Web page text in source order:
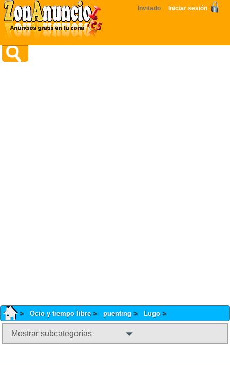
Invitado Iniciar sesión
Ocio y tiempo libre puenting Lugo
Mostrar subcategorías